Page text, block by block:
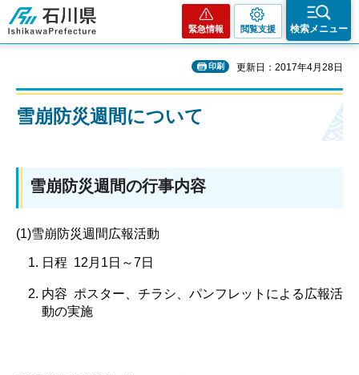
石川県
緊急情報 閲覧支援 検索メニュー
印刷 更新日：2017年4月28日
雪崩防災週間について
雪崩防災週間の行事内容
(1)雪崩防災週間広報活動
日程 12月1日～7日
内容 ポスター、チラシ、パンフレットによる広報活
動の実施